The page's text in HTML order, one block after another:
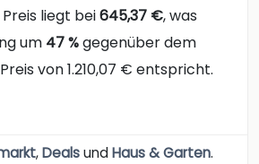
liegt bei645,37 €, was
um 47 %gegenüber dem
von 1.210,07 € entspricht.
,DealsundHaus & Garten.